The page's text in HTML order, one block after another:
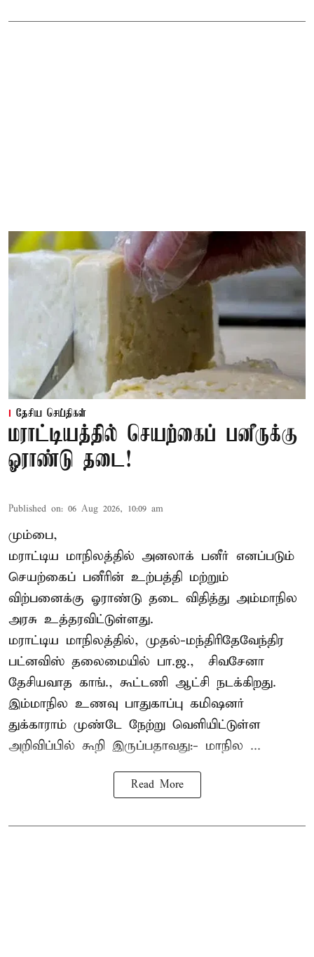
தேசிய செய்திகள்
மராட்டியத்தில் செயற்கைப் பனீருக்கு
ஓராண்டு தடை!
Published on: 06 Aug 2026, 10:09 am
மும்பை,
மராட்டிய மாநிலத்தில் அனலாக் பனீர் எனப்படும்
செயற்கைப் பனீரின் உற்பத்தி மற்றும்
விற்பனைக்கு ஓராண்டு தடை விதித்து அம்மாநில
அரசு உத்தரவிட்டுள்ளது.
மராட்டிய மாநிலத்தில், முதல்-மந்திரிதேவேந்திர
பட்னவிஸ் தலைமையில் பா.ஜ., – சிவசேனா –
தேசியவாத காங்., கூட்டணி ஆட்சி நடக்கிறது.
இம்மாநில உணவு பாதுகாப்பு கமிஷனர்
துக்காராம் முண்டே நேற்று வெளியிட்டுள்ள
அறிவிப்பில் கூறி இருப்பதாவது:- மாநில ...
Read More